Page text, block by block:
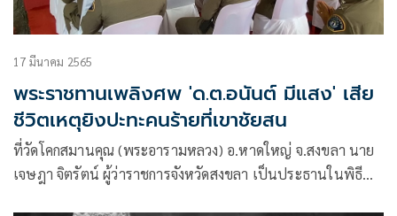
17 มีนาคม 2565
พระราชทานเพลิงศพ 'ด.ต.อนันต์ มีแสง' เสีย
ชีวิตเหตุยิงปะทะคนร้ายที่เขาชัยสน
ที่วัดโคกสมานคุณ (พระอารามหลวง) อ.หาดใหญ่ จ.สงขลา นาย
เจษฎา จิตรัตน์ ผู้ว่าราชการจังหวัดสงขลา เป็นประธานในพิธี